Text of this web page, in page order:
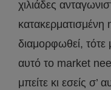
χιλιάδες
κατακερματισμένη
διαμορφωθεί, τότε
αυτό το market
μπείτε κι εσείς σ’